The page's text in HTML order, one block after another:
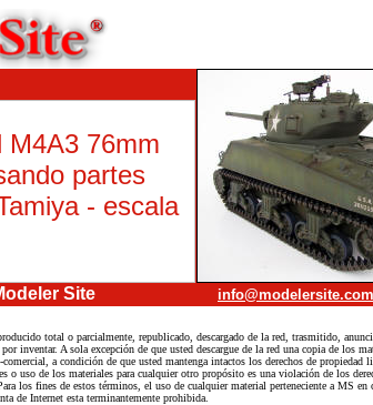
M4A3 76mm
partes
- escala
Site info@modelersite.com
total o parcialmente, republicado, descargado de la red, trasmitido,
inventar. A sola excepción de que usted descargue de la red una copia de los
a condición de que usted mantenga intactos los derechos de propiedad
o uso de los materiales para cualquier otro propósito es una violación de los
los fines de estos términos, el uso de cualquier material perteneciente a MS
de Internet esta terminantemente prohibida.